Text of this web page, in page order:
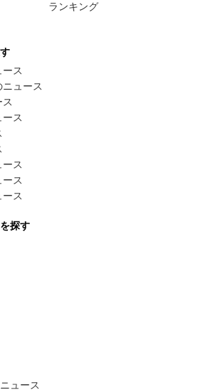
ランキング
ース
ニュース
ス
ース
ス
ス
ス
探す
ュース